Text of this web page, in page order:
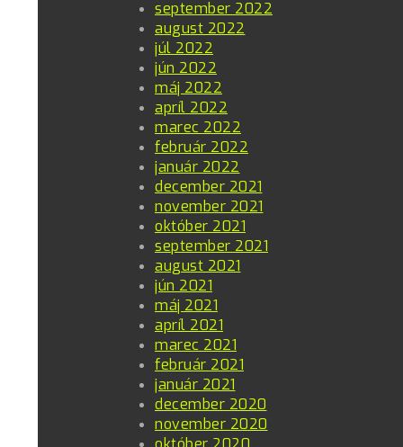
september 2022
august 2022
júl 2022
jún 2022
máj 2022
apríl 2022
marec 2022
február 2022
január 2022
december 2021
november 2021
október 2021
september 2021
august 2021
jún 2021
máj 2021
apríl 2021
marec 2021
február 2021
január 2021
december 2020
november 2020